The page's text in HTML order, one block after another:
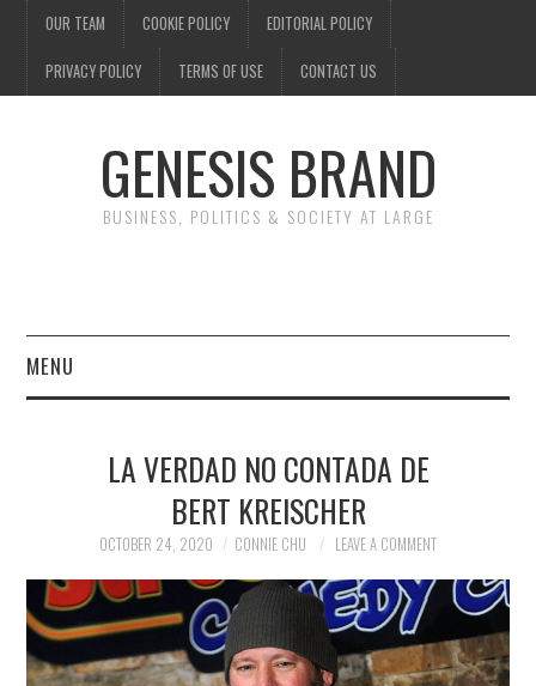
OUR TEAM COOKIE POLICY EDITORIAL POLICY
PRIVACY POLICY TERMS OF USE CONTACT US
GENESIS BRAND
BUSINESS, POLITICS & SOCIETY AT LARGE
MENU
FINANCE
POLITICS
SOCIETY
LA VERDAD NO CONTADA DE
BERT KREISCHER
OCTOBER 24, 2020 CONNIE CHU LEAVE A COMMENT